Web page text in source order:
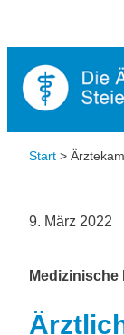
Start >
9. März 2022
Medizinische